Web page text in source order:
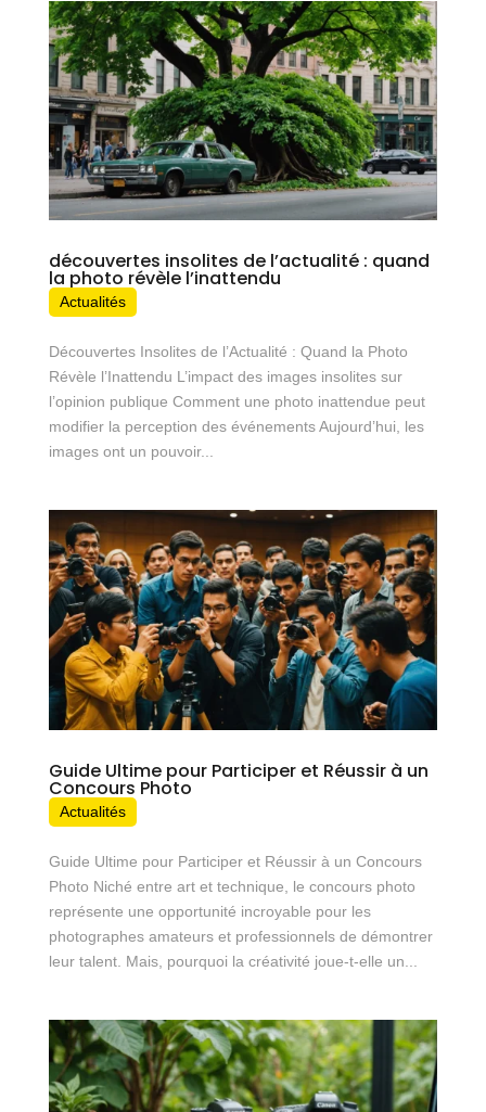
découvertes insolites de l’actualité : quand
la photo révèle l’inattendu
Actualités
Découvertes Insolites de l’Actualité : Quand la Photo
Révèle l’Inattendu L’impact des images insolites sur
l’opinion publique Comment une photo inattendue peut
modifier la perception des événements Aujourd’hui, les
images ont un pouvoir...
Guide Ultime pour Participer et Réussir à un
Concours Photo
Actualités
Guide Ultime pour Participer et Réussir à un Concours
Photo Niché entre art et technique, le concours photo
représente une opportunité incroyable pour les
photographes amateurs et professionnels de démontrer
leur talent. Mais, pourquoi la créativité joue-t-elle un...